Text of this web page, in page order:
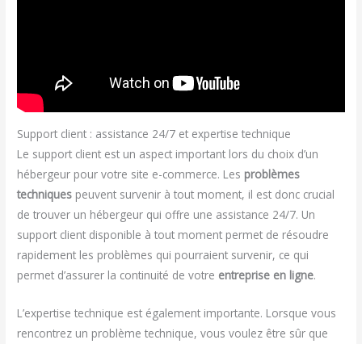
Support client : assistance 24/7 et expertise technique
Le support client est un aspect important lors du choix d’un
hébergeur pour votre site e-commerce. Les problèmes
techniques peuvent survenir à tout moment, il est donc crucial
de trouver un hébergeur qui offre une assistance 24/7. Un
support client disponible à tout moment permet de résoudre
rapidement les problèmes qui pourraient survenir, ce qui
permet d’assurer la continuité de votre entreprise en ligne.
L’expertise technique est également importante. Lorsque vous
rencontrez un problème technique, vous voulez être sûr que